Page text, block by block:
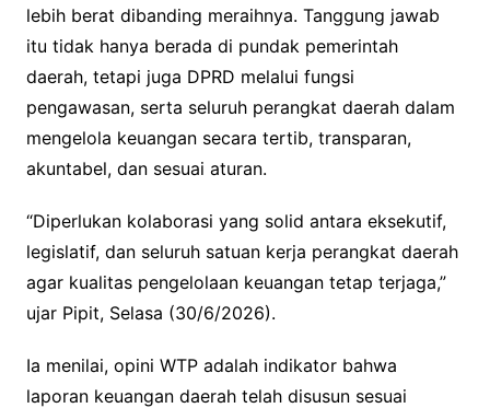
lebih berat dibanding meraihnya. Tanggung jawab
itu tidak hanya berada di pundak pemerintah
daerah, tetapi juga DPRD melalui fungsi
pengawasan, serta seluruh perangkat daerah dalam
mengelola keuangan secara tertib, transparan,
akuntabel, dan sesuai aturan.
“Diperlukan kolaborasi yang solid antara eksekutif,
legislatif, dan seluruh satuan kerja perangkat daerah
agar kualitas pengelolaan keuangan tetap terjaga,”
ujar Pipit, Selasa (30/6/2026).
Ia menilai, opini WTP adalah indikator bahwa
laporan keuangan daerah telah disusun sesuai